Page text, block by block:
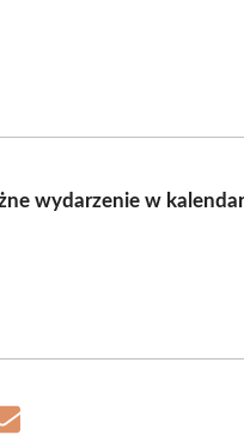
wydarzenie w
Share